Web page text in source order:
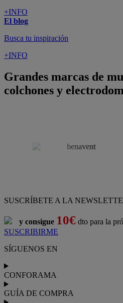
+INFO
El blog
Busca tu inspiración
+INFO
Grandes marcas de
colchones y
SUSCRÍBETE A LA
y consigue 10€ dto para la
SUSCRIBIRME
SÍGUENOS EN
CONFORAMA
GUÍA DE COMPRA